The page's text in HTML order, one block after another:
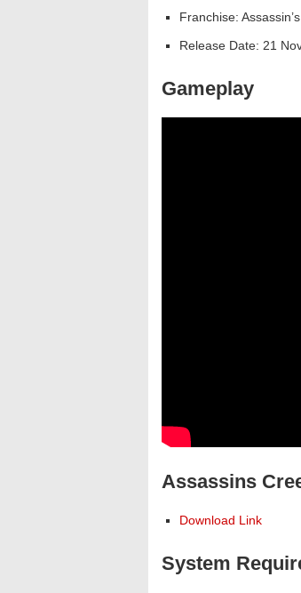
Franchise:
Release Date: 21
Gameplay
Assassins
Download Link
System